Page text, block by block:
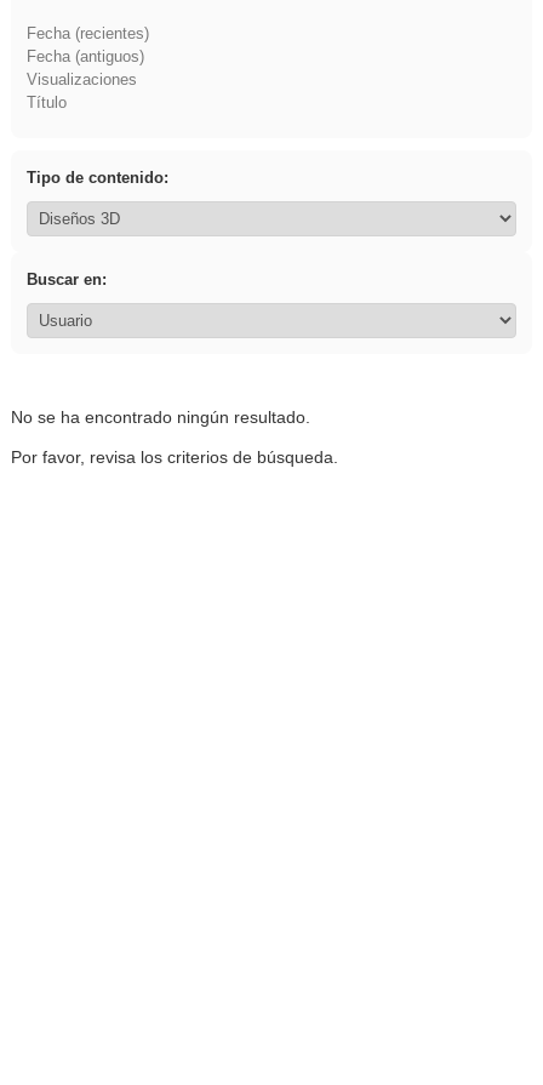
Fecha (recientes)
Fecha (antiguos)
Visualizaciones
Título
Tipo de contenido:
Buscar en:
No se ha encontrado ningún resultado.
Por favor, revisa los criterios de búsqueda.